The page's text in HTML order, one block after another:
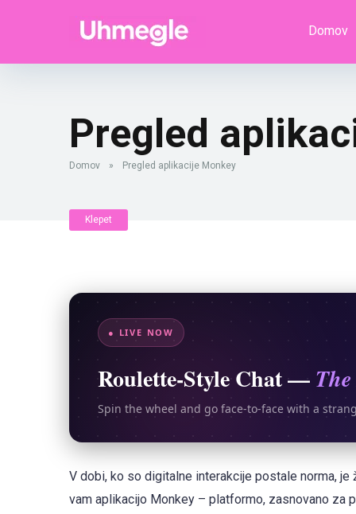
Domov
Pregled
Domov » Pregled aplikacije Monkey
Klepet
● LIVE NOW
Roulette-Style Chat —
Spin the wheel and go face-to-face with a
V dobi, ko so digitalne interakcije postale norma,
vam aplikacijo Monkey – platformo, zasnovano za